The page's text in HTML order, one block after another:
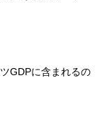
GDPに含まれるの